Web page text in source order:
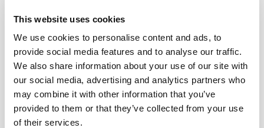
This website uses cookies
We use cookies to personalise content and ads, to
provide social media features and to analyse our traffic.
We also share information about your use of our site with
our social media, advertising and analytics partners who
may combine it with other information that you’ve
provided to them or that they’ve collected from your use
of their services.
NOTAS DE CATA
Tequila La Malinche Gold, Luminoso y limpio,
de color ámbar con matices plata y naranja.
Destellos de agave crudo y cocido,
conservando tonos de caramelo y vapores